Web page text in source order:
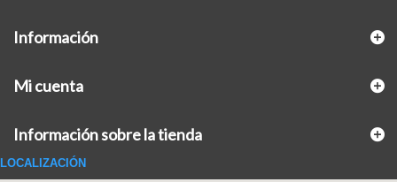
Información
Mi cuenta
Información sobre la tienda
LOCALIZACIÓN